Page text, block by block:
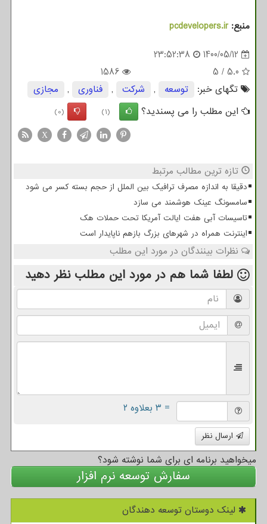
منبع:pcdevelopers.ir
1400/05/12
23:52:38
5.0
/
5
1586
تگهای خبر:
توسعه , شركت , فناوری ,
مجازی
این مطلب را می پسندید؟
(1)
(0)
X
تازه ترین مطالب مرتبط
دقیقا به اندازه مصرف ترافیک بین الملل از حجم بسته کسر می شود
سامسونگ عینک هوشمند می سازد
تاسیسات آبی هفت ایالت آمریکا تحت حملات هک
اینترنت همراه در شهرهای بزرگ بازهم ناپایدار است
نظرات بینندگان در مورد این مطلب
لطفا شما هم در مورد این مطلب نظر دهید
= ۳ بعلاوه ۲
ارسال نظر
میخواهید برنامه ای برای شما نوشته شود؟
سفارش توسعه نرم افزار
لینک دوستان توسعه دهندگان